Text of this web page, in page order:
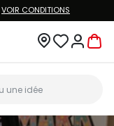
VOIR CONDITIONS